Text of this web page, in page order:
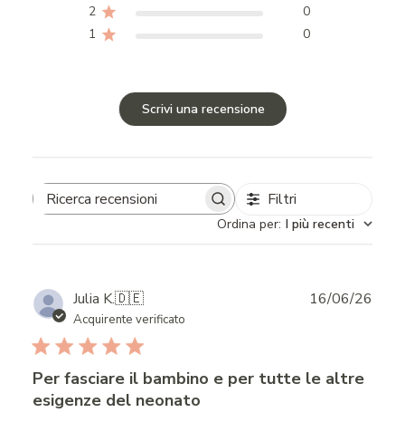
2
0
1
0
Scrivi una recensione
Search
Filtri
Ordina per: I più recenti
Julia K.🇩🇪
Acquirente verificato
Per fasciare il bambino e per tutte le altre
esigenze del neonato
16/06/26